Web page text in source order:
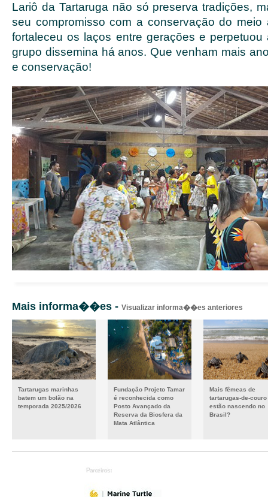
Lariô da Tartaruga não só preserva tradições,
seu compromisso com a conservação do meio
fortaleceu os laços entre gerações e
grupo dissemina há anos. Que venham mais
e conservação!
Mais informa��es - Visualizar informa��es anteriores
Tartarugas marinhas
batem um bolão na
temporada 2025/2026
Fundação Projeto Tamar
é reconhecida como
Posto Avançado da
Reserva da Biosfera da
Mata Atlântica
Mais fêmeas de
tartarugas-de-couro
estão nascendo no
Brasil?